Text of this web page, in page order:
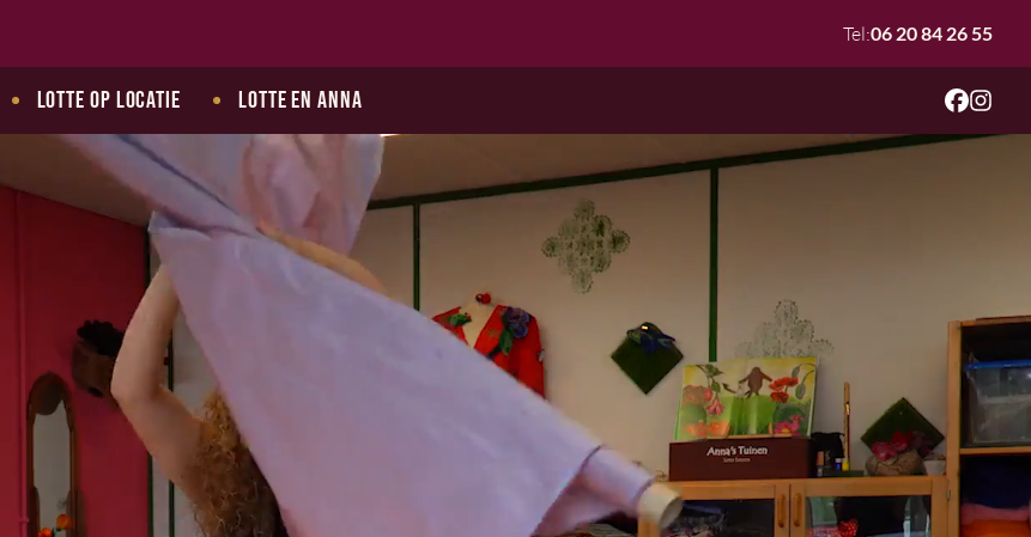
Tel:06 20 84 26 55
Lotte op locatie Lotte en Anna